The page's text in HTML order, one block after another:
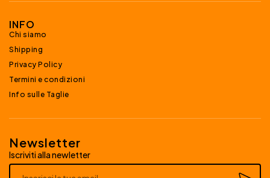
INFO
Chi siamo
Shipping
Privacy Policy
Termini e condizioni
Info sulle Taglie
Newsletter
Iscriviti alla newletter